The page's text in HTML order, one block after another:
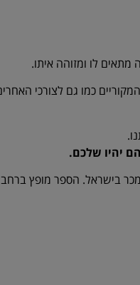
לו ומזוהה איתו.
כמו גם לצורכי
יהיו שלכם.